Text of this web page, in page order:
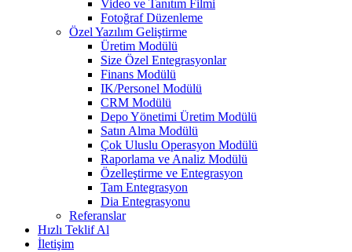
Video ve Tanıtım Filmi
Fotoğraf Düzenleme
Özel Yazılım Geliştirme
Üretim Modülü
Size Özel Entegrasyonlar
Finans Modülü
IK/Personel Modülü
CRM Modülü
Depo Yönetimi Üretim Modülü
Satın Alma Modülü
Çok Uluslu Operasyon Modülü
Raporlama ve Analiz Modülü
Özelleştirme ve Entegrasyon
Tam Entegrasyon
Dia Entegrasyonu
Referanslar
Hızlı Teklif Al
İletişim